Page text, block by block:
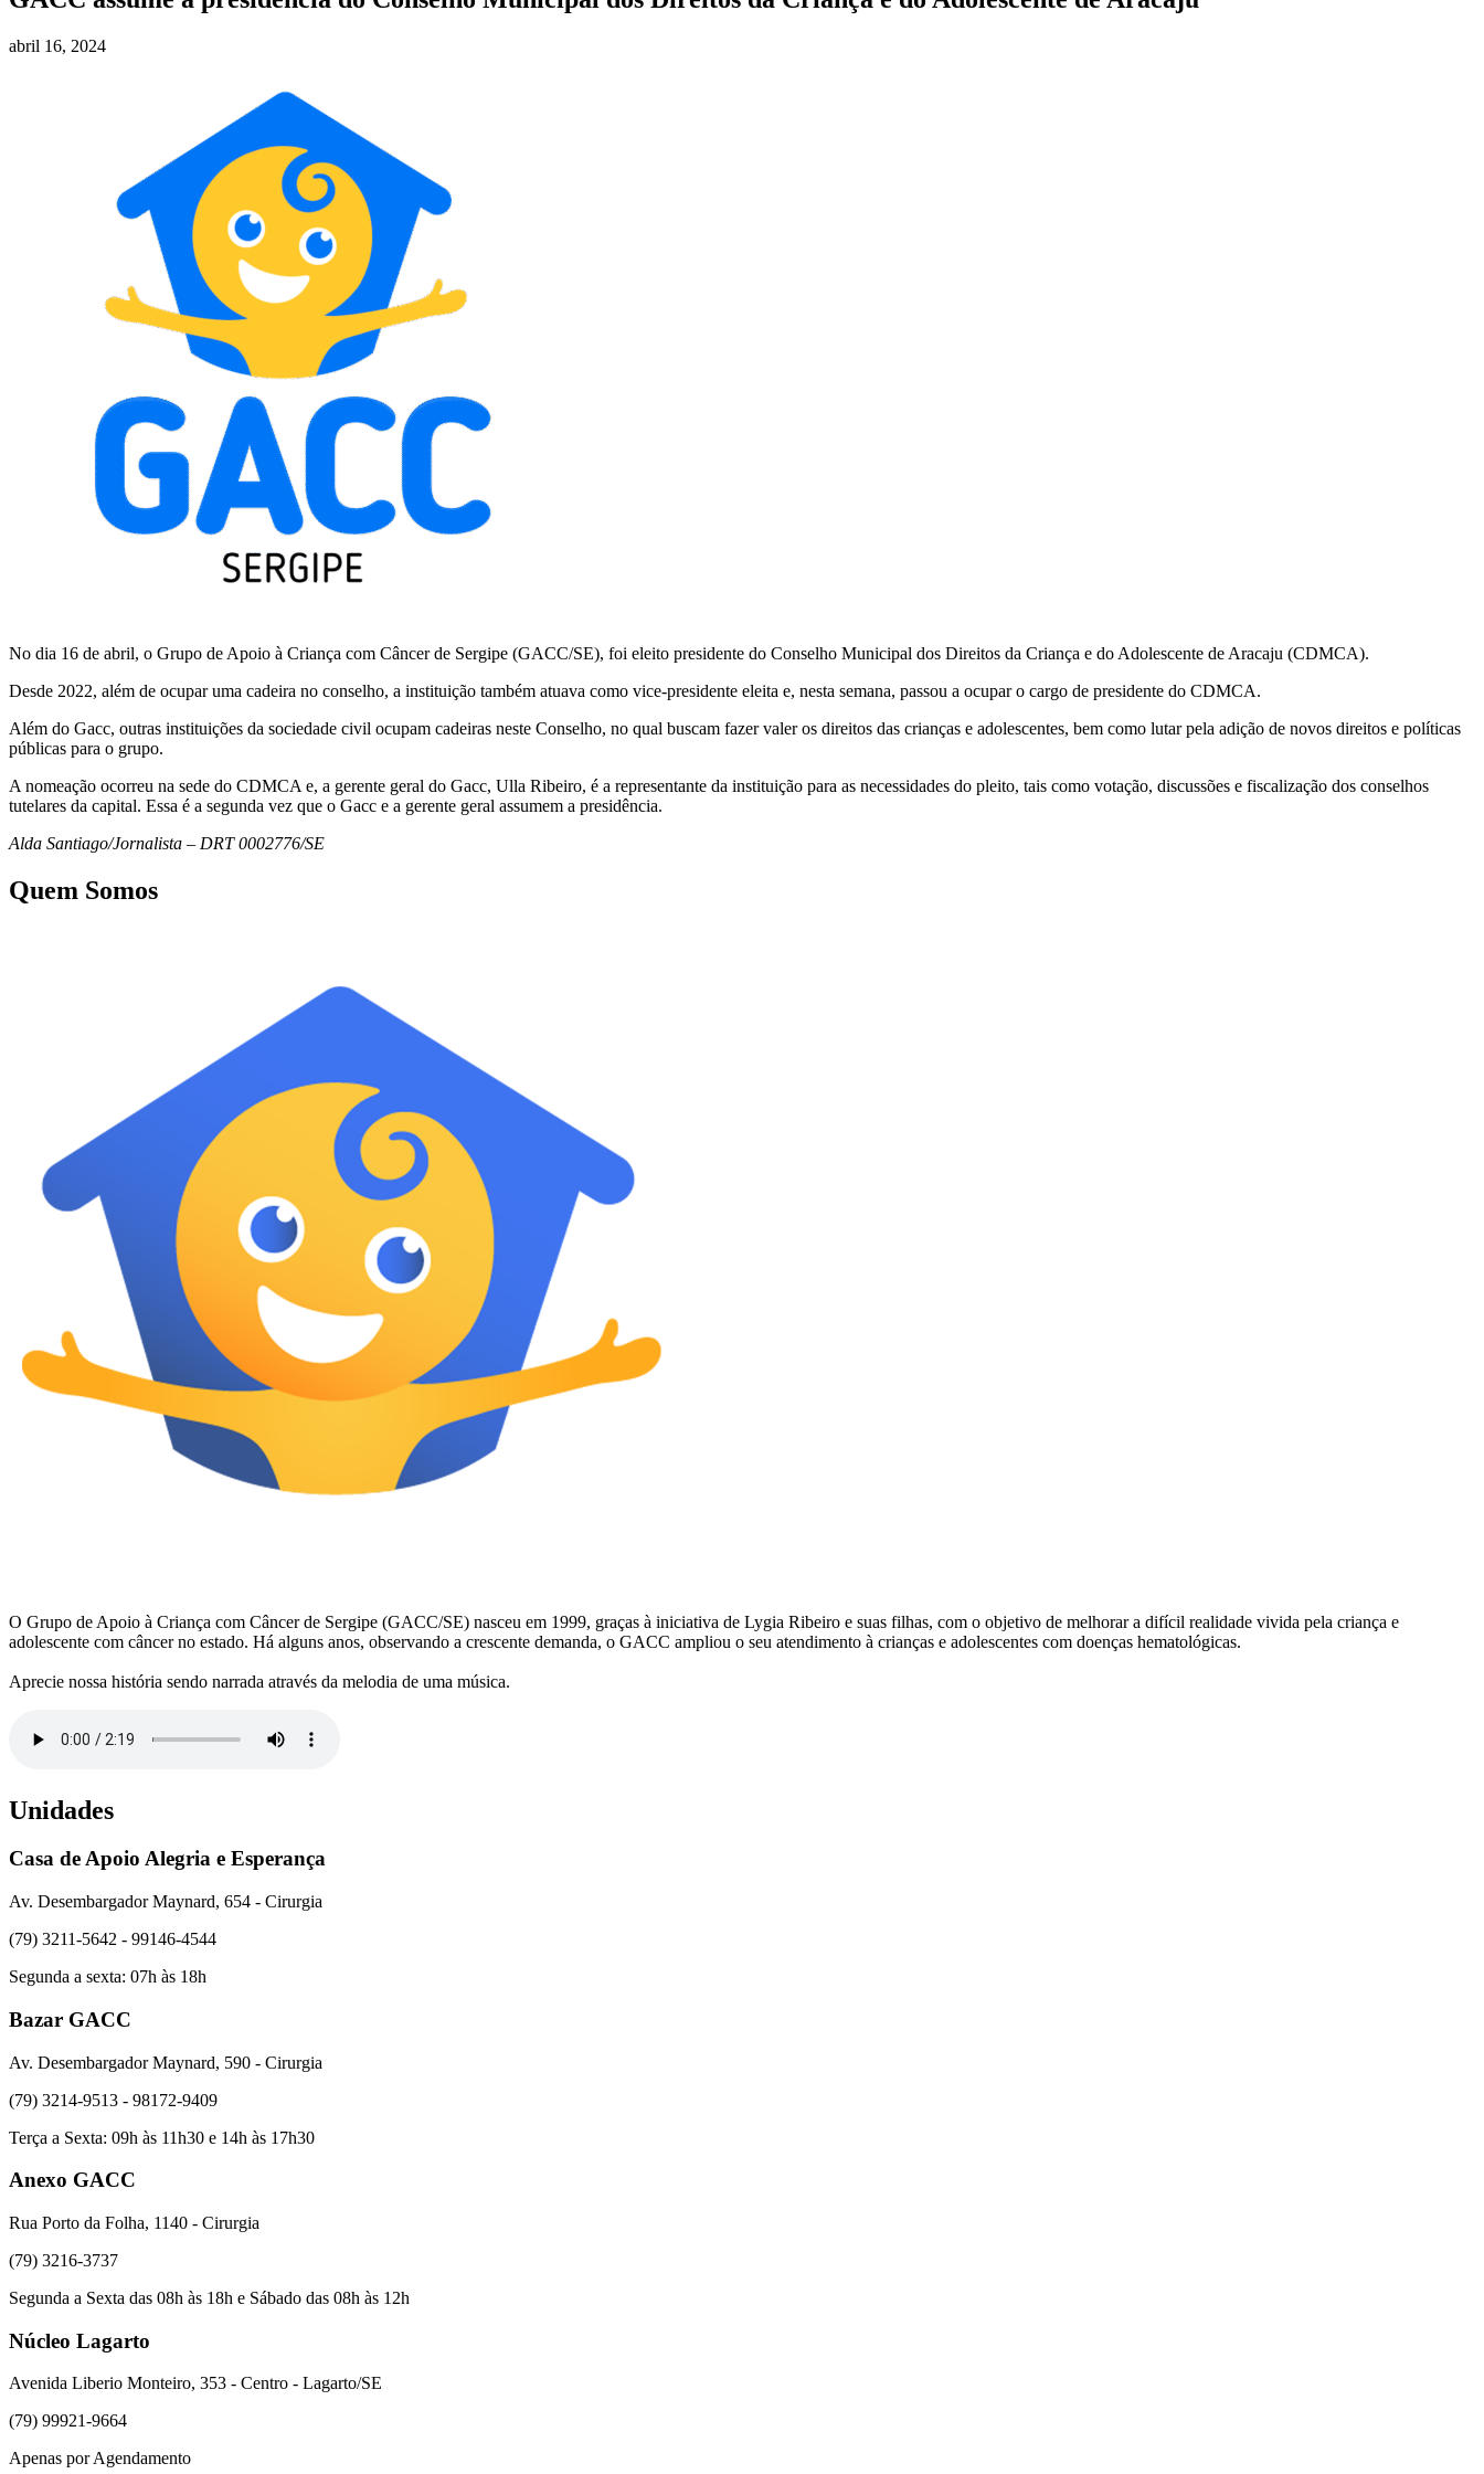
abril 16, 2024
No dia 16 de abril, o Grupo de Apoio à Criança com Câncer de Sergipe (GACC/SE), foi eleito presidente do Conselho Municipal dos Direitos da Criança e do Adolescente de Aracaju (CDMCA).
Desde 2022, além de ocupar uma cadeira no conselho, a instituição também atuava como vice-presidente eleita e, nesta semana, passou a ocupar o cargo de presidente do CDMCA.
Além do Gacc, outras instituições da sociedade civil ocupam cadeiras neste Conselho, no qual buscam fazer valer os direitos das crianças e adolescentes, bem como lutar pela adição de novos direitos e políticas
públicas para o grupo.
A nomeação ocorreu na sede do CDMCA e, a gerente geral do Gacc, Ulla Ribeiro, é a representante da instituição para as necessidades do pleito, tais como votação, discussões e fiscalização dos conselhos
tutelares da capital. Essa é a segunda vez que o Gacc e a gerente geral assumem a presidência.
Alda Santiago/Jornalista – DRT 0002776/SE
Quem Somos
O Grupo de Apoio à Criança com Câncer de Sergipe (GACC/SE) nasceu em 1999, graças à iniciativa de Lygia Ribeiro e suas filhas, com o objetivo de melhorar a difícil realidade vivida pela criança e
adolescente com câncer no estado. Há alguns anos, observando a crescente demanda, o GACC ampliou o seu atendimento à crianças e adolescentes com doenças hematológicas.
Aprecie nossa história sendo narrada através da melodia de uma música.
Unidades
Casa de Apoio Alegria e Esperança
Av. Desembargador Maynard, 654 - Cirurgia
(79) 3211-5642 - 99146-4544
Segunda a sexta: 07h às 18h
Bazar GACC
Av. Desembargador Maynard, 590 - Cirurgia
(79) 3214-9513 - 98172-9409
Terça a Sexta: 09h às 11h30 e 14h às 17h30
Anexo GACC
Rua Porto da Folha, 1140 - Cirurgia
(79) 3216-3737
Segunda a Sexta das 08h às 18h e Sábado das 08h às 12h
Núcleo Lagarto
Avenida Liberio Monteiro, 353 - Centro - Lagarto/SE
(79) 99921-9664
Apenas por Agendamento